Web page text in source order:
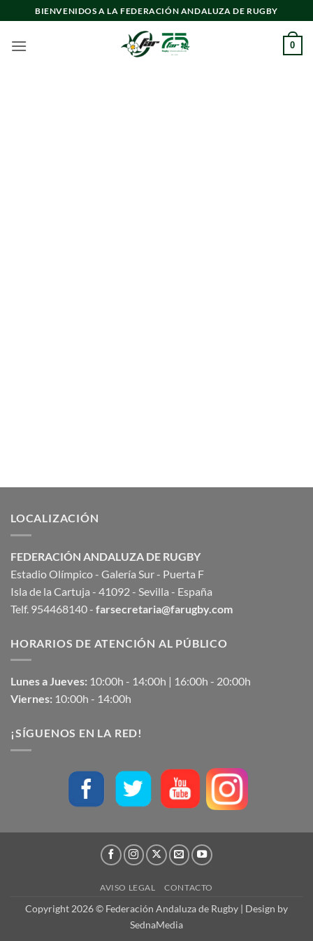
al
contenido
BIENVENIDOS A LA FEDERACIÓN ANDALUZA DE RUGBY
0
LOCALIZACIÓN
FEDERACIÓN ANDALUZA DE RUGBY
Estadio Olímpico - Galería Sur - Puerta F
Isla de la Cartuja - 41092 - Sevilla - España
Telf. 954468140 - farsecretaria@farugby.com
HORARIOS DE ATENCIÓN AL PÚBLICO
Lunes a Jueves: 10:00h - 14:00h | 16:00h - 20:00h
Viernes: 10:00h - 14:00h
¡SÍGUENOS EN LA RED!
AVISO LEGAL CONTACTO
Copyright 2026 © Federación Andaluza de Rugby | Design by
SednaMedia